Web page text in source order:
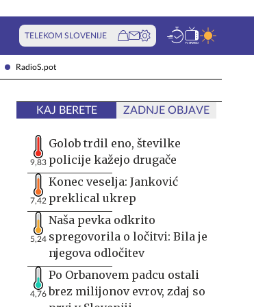
RadioS.pot
TELEKOM SLOVENIJE
KAJ BERETE ZADNJE OBJAVE
9,83
Golob trdil eno, številke
policije kažejo drugače
7,42
Konec veselja: Janković
preklical ukrep
5,24
Naša pevka odkrito
spregovorila o ločitvi: Bila je
njegova odločitev
4,76
Po Orbanovem padcu ostali
brez milijonov evrov, zdaj so